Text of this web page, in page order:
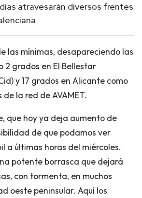
atravesarán diversos frentes
las mínimas, desapareciendo las
2 grados en El Bellestar
y 17 grados en Alicante como
la red de AVAMET.
que hoy ya deja aumento de
de que podamos ver
a últimas horas del miércoles.
potente borrasca que dejará
con tormenta, en muchos
oeste peninsular. Aquí los